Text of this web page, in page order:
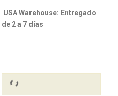
USA Warehouse: Entregado
de 2 a 7 días